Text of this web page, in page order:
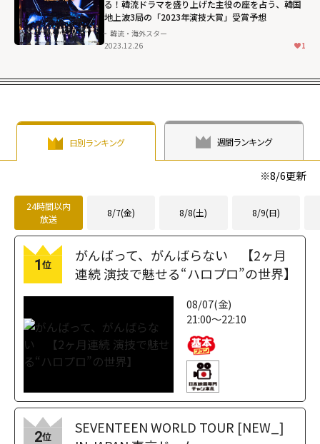
る！韓流ドラマを盛り上げた主役の座を占う、韓国
地上波3局の「2023年演技大賞」受賞予想
韓流・海外スター
2023.12.26
1
日別ランキング 週間ランキング
※8/6更新
24時間以内
放送
8/7(金) 8/8(土) 8/9(日)
1位
がんばって、がんばらない 【2ヶ月
連続 演技で魅せる“ハロプロ”の世界】
08/07(金)
21:00～22:10
2位
SEVENTEEN WORLD TOUR [NEW_]